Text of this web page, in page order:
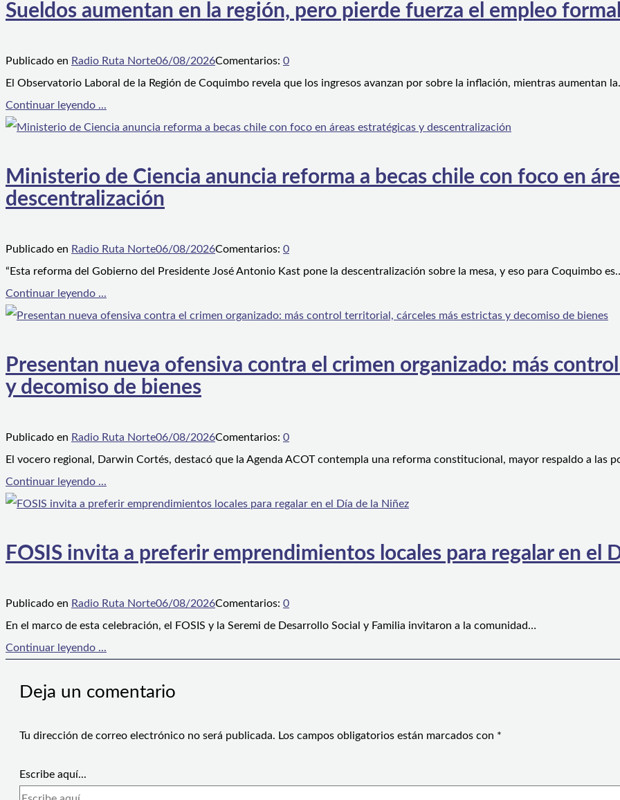
Sueldos aumentan en la región, pero pierde fuerza el empleo formal
Publicado en Radio Ruta Norte06/08/2026Comentarios: 0
El Observatorio Laboral de la Región de Coquimbo revela que los ingresos avanzan por sobre la inflación, mientras aumentan
Continuar leyendo ...
Ministerio de Ciencia anuncia reforma a becas chile con foco en
descentralización
Publicado en Radio Ruta Norte06/08/2026Comentarios: 0
“Esta reforma del Gobierno del Presidente José Antonio Kast pone la descentralización sobre la mesa, y eso para Coquimbo
Continuar leyendo ...
Presentan nueva ofensiva contra el crimen organizado: más
y decomiso de bienes
Publicado en Radio Ruta Norte06/08/2026Comentarios: 0
El vocero regional, Darwin Cortés, destacó que la Agenda ACOT contempla una reforma constitucional, mayor respaldo a las
Continuar leyendo ...
FOSIS invita a preferir emprendimientos locales para regalar en el
Publicado en Radio Ruta Norte06/08/2026Comentarios: 0
En el marco de esta celebración, el FOSIS y la Seremi de Desarrollo Social y Familia invitaron a la comunidad…
Continuar leyendo ...
Deja un comentario
Tu dirección de correo electrónico no será publicada. Los campos obligatorios están marcados con *
Escribe aquí...